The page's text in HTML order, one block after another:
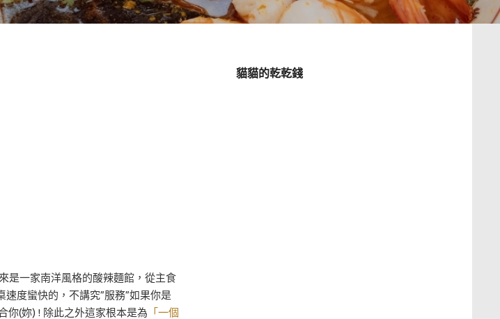
是一家南洋風格的酸辣麵館，從主食
度蠻快的，不講究”服務”如果你是
你(妳) ! 除此之外這家根本是為 「一個
貓貓的乾乾錢